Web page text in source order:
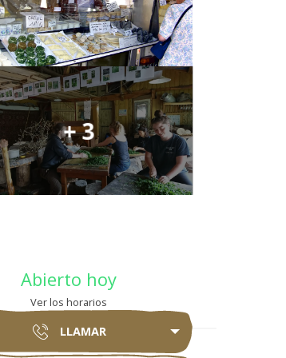
+ 3
y datos
Abierto hoy
Ver los horarios
LLAMAR